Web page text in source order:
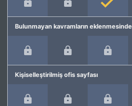
Bulunmayan kavramların
Kişiselleştirilmiş ofis sayfası